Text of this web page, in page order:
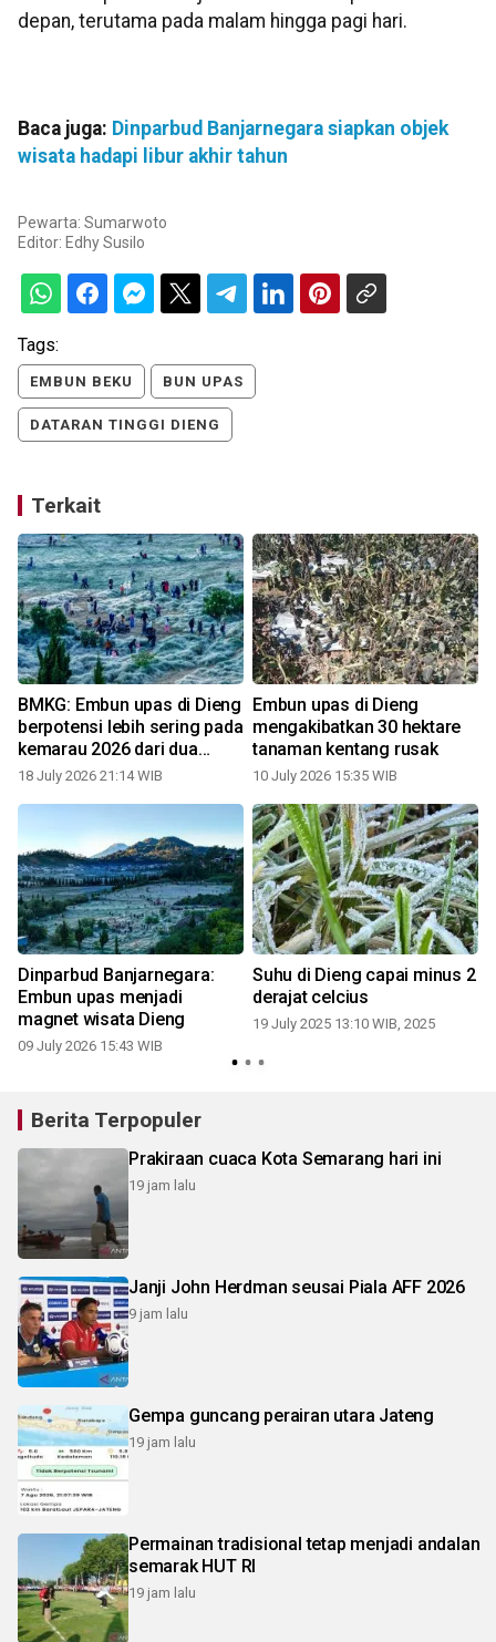
depan, terutama pada malam hingga pagi hari.
Baca juga: Dinparbud Banjarnegara siapkan objek
wisata hadapi libur akhir tahun
Pewarta: Sumarwoto
Editor: Edhy Susilo
Tags:
EMBUN BEKU BUN UPAS
DATARAN TINGGI DIENG
Terkait
BMKG: Embun upas di Dieng
berpotensi lebih sering pada
kemarau 2026 dari dua
tahun sebelumnya
18 July 2026 21:14 WIB
Embun upas di Dieng
mengakibatkan 30 hektare
tanaman kentang rusak
10 July 2026 15:35 WIB
Dinparbud Banjarnegara:
Embun upas menjadi
magnet wisata Dieng
09 July 2026 15:43 WIB
Suhu di Dieng capai minus 2
derajat celcius
19 July 2025 13:10 WIB, 2025
Berita Terpopuler
Prakiraan cuaca Kota Semarang hari ini
19 jam lalu
Janji John Herdman seusai Piala AFF 2026
9 jam lalu
Gempa guncang perairan utara Jateng
19 jam lalu
Permainan tradisional tetap menjadi andalan
semarak HUT RI
19 jam lalu